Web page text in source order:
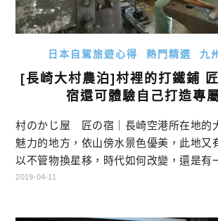
日本自駕旅遊心得 熱門精選 九
[長崎大村農泊]村裡的打鐵鋪
宿還可體驗自己打造專
村のかじ屋 匠の宿｜長崎空港所在地的
魅力的地方，依山傍水景色優美，此地又
以不管物換星移，時代如何改變，還是有
非常有趣的人們住在這裡。如果想要跟他
2019-04-11